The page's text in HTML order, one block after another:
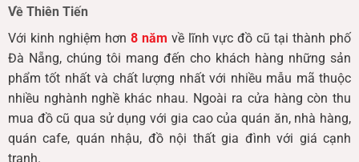
Về Thiên Tiến
Với kinh nghiệm hơn 8 năm về lĩnh vực đồ cũ tại thành phố
Đà Nẵng, chúng tôi mang đến cho khách hàng những sản
phẩm tốt nhất và chất lượng nhất với nhiều mẫu mã thuộc
nhiều nghành nghề khác nhau. Ngoài ra cửa hàng còn thu
mua đồ cũ qua sử dụng với gia cao của quán ăn, nhà hàng,
quán cafe, quán nhậu, đồ nội thất gia đình với giá cạnh
tranh.